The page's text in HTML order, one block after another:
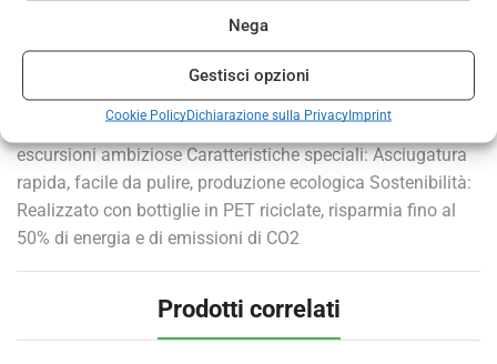
Nega
Gestisci opzioni
Cookie PolicyDichiarazione sulla PrivacyImprint
ecologica per gli uomini attivi. Dettagli: Peso: 134 g
Materiale: 100 % poliestere (riciclato) Tessuto: 1 strato
Scollo: Collo rotondo maniche: Maniche corte Stagione:
Estate, primavera, autunno Sport: Viaggi, escursioni,
escursioni ambiziose Caratteristiche speciali: Asciugatura
rapida, facile da pulire, produzione ecologica Sostenibilità:
Realizzato con bottiglie in PET riciclate, risparmia fino al
50% di energia e di emissioni di CO2
Prodotti correlati